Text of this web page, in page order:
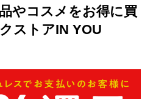
やコスメをお得に買
ストアIN YOU